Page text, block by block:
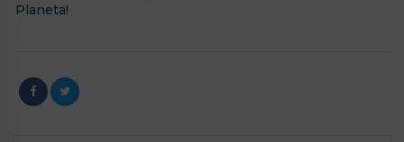
Planeta!